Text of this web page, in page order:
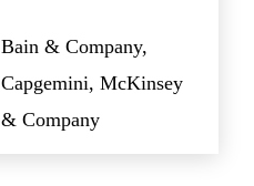
Bain & Company,
Capgemini, McKinsey
& Company